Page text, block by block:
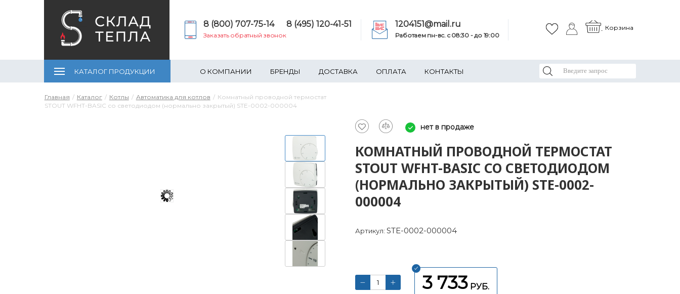
8 (800) 707-75-14 8 (495) 120-41-51
Заказать обратный звонок
1204151@mail.ru
Работаем пн-вс. c 08:30 - до 19:00
Корзина
КАТАЛОГ ПРОДУКЦИИ О КОМПАНИИ БРЕНДЫ ДОСТАВКА ОПЛАТА КОНТАКТЫ
Главная Каталог Котлы Автоматика для котлов
Комнатный проводной термостат
STOUT WFHT-BASIC со светодиодом (нормально закрытый) STE-0002-000004
нет в продаже
КОМНАТНЫЙ ПРОВОДНОЙ ТЕРМОСТАТ
STOUT WFHT-BASIC СО СВЕТОДИОДОМ
(НОРМАЛЬНО ЗАКРЫТЫЙ) STE-0002-
000004
Артикул: STE-0002-000004
3 733 РУБ.